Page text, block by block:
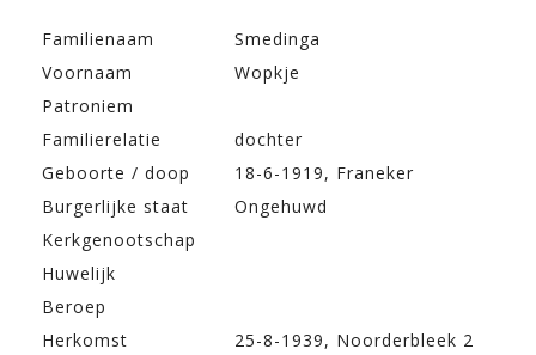
Familienaam
Smedinga
Voornaam
Wopkje
Patroniem
Familierelatie
dochter
Geboorte / doop
18-6-1919, Franeker
Burgerlijke staat
Ongehuwd
Kerkgenootschap
Huwelijk
Beroep
Herkomst
25-8-1939, Noorderbleek 2